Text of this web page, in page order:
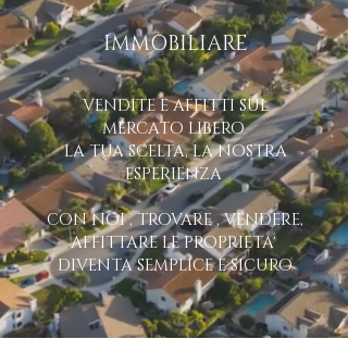
IMMOBILIARE
VENDITE E AFFITTI SUL
MERCATO LIBERO
LA TUA SCELTA, LA NOSTRA
ESPERIENZA
CON NOI , TROVARE , VENDERE,
AFFITTARE LE PROPRIETA'
DIVENTA SEMPLICE E SICURO